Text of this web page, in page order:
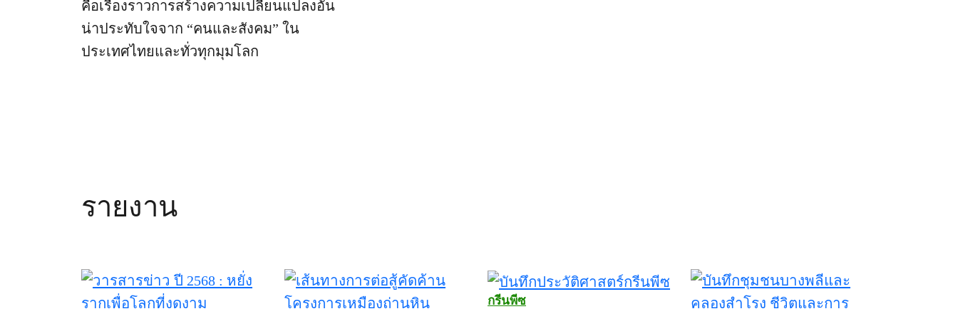
คือเรื่องราวการสร้างความเปลี่ยนแปลงอัน
น่าประทับใจจาก “คนและสังคม” ใน
ประเทศไทยและทั่วทุกมุมโลก
รายงาน
กรีนพีซ